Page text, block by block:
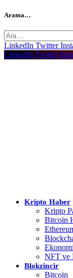
Arama…
Arama:
LinkedIn Twitter
LinkedIn Twitter
Kripto Haber
Kripto
Bitcoin
NFT ve
Blokzincir
Bitcoin